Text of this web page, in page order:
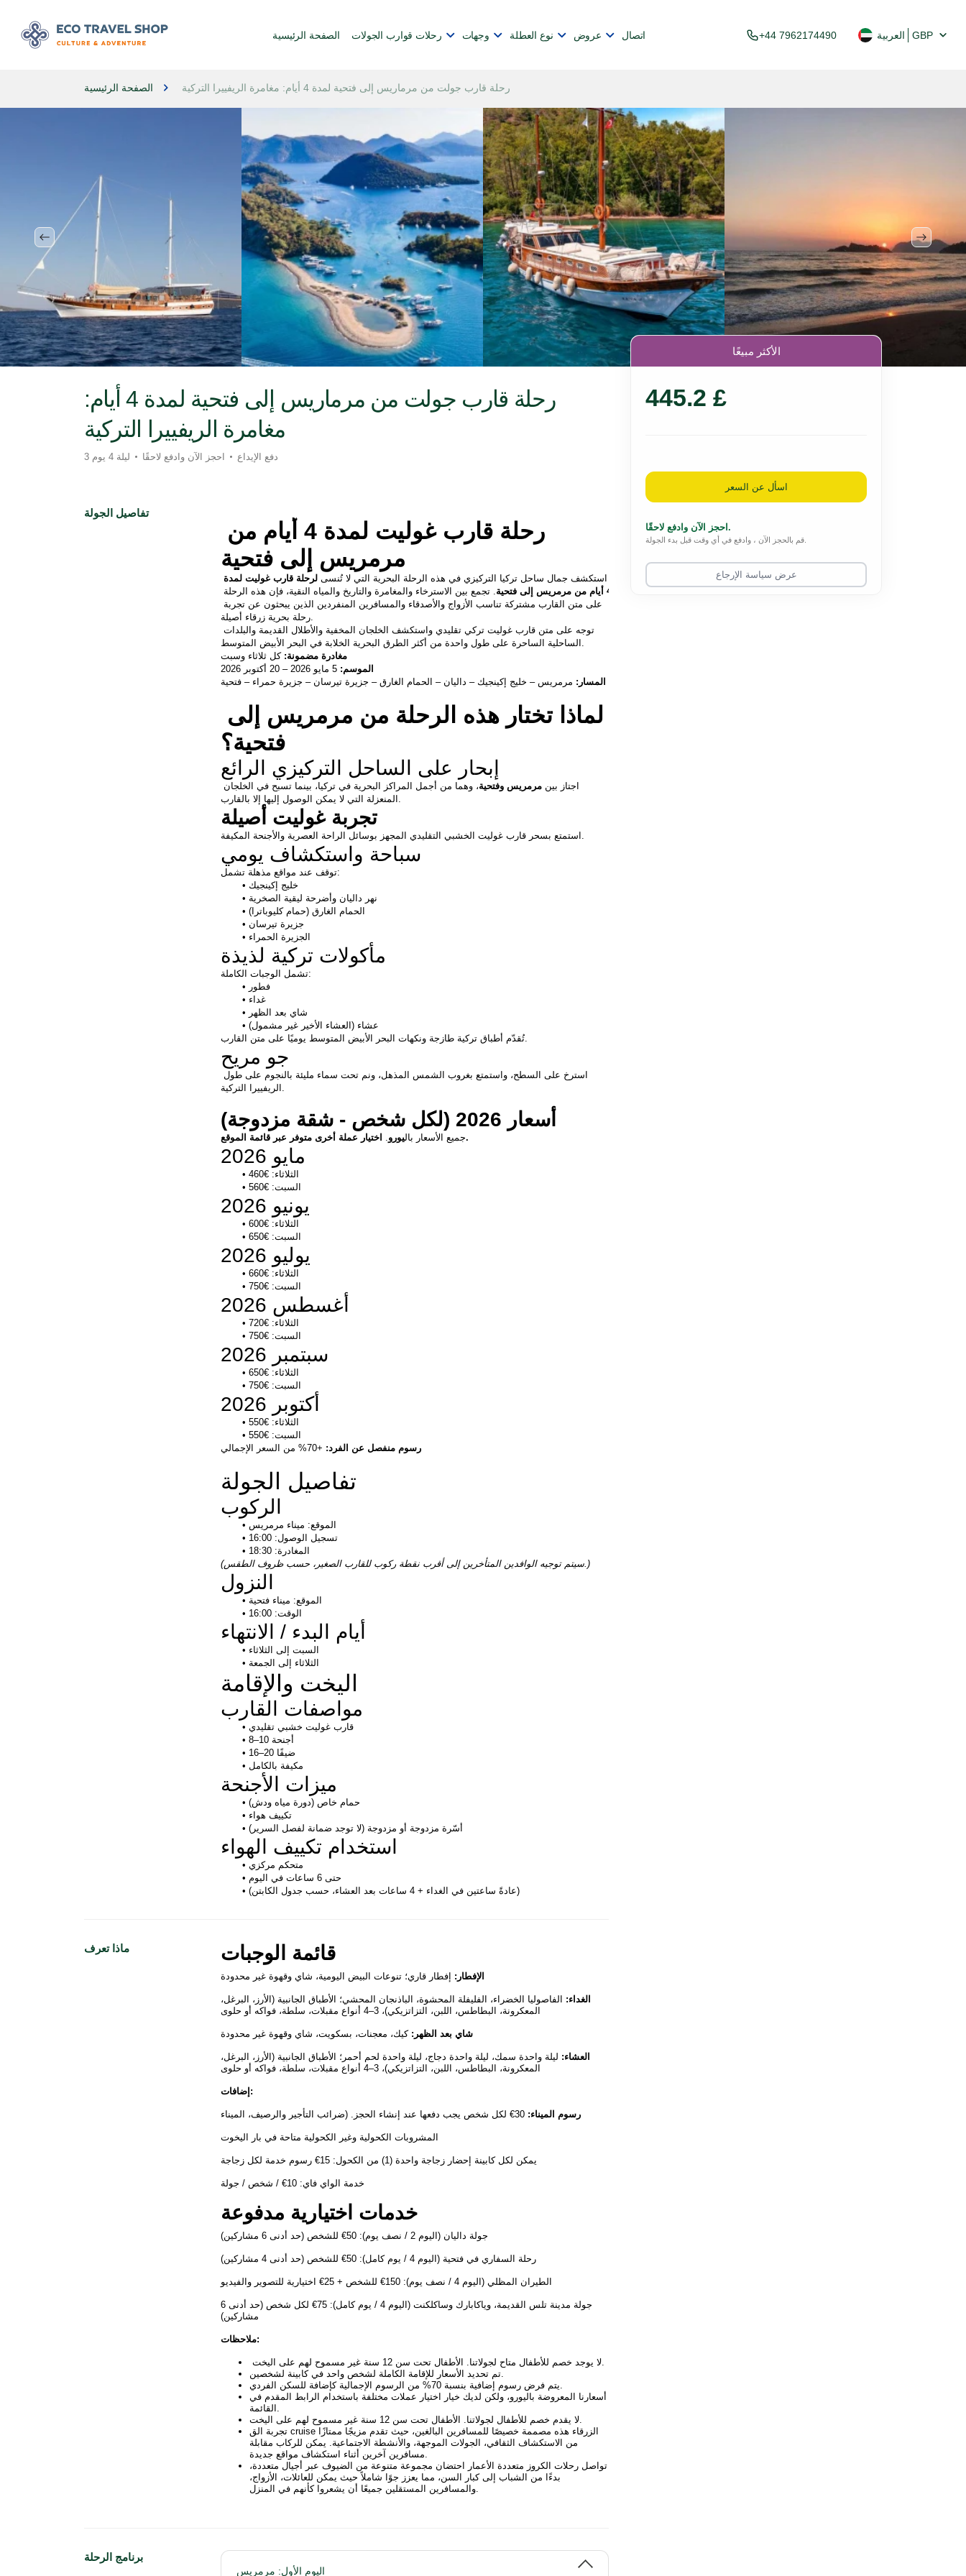
الصفحة الرئيسية رحلات قوارب الجولات وجهات نوع العطلة عروض اتصال +44 7962174490 العربية GBP
الصفحة الرئيسية رحلة قارب جولت من مرماريس إلى فتحية لمدة 4 أيام: مغامرة الريفييرا التركية
رحلة قارب جولت من مرماريس إلى فتحية لمدة 4 أيام:
مغامرة الريفييرا التركية
3 ليلة 4 يوم احجز الآن وادفع لاحقًا دفع الإيداع
تفاصيل الجولة
مرمريس إلى فتحية
استكشف جمال ساحل تركيا التركيزي في هذه الرحلة البحرية التي لا تُنسى
4 أيام من مرمريس إلى فتحية
رحلة بحرية زرقاء أصيلة.
الساحلية الساحرة على طول واحدة من أكثر الطرق البحرية الخلابة في البحر الأبيض المتوسط.
مغادرة مضمونة: كل ثلاثاء وسبت
الموسم:
المسار: مرمريس – خليج إكينجيك – داليان – الحمام الغارق – جزيرة تيرسان – جزيرة حمراء – فتحية
فتحية؟
إبحار على الساحل التركيزي الرائع
اجتاز بين مرمريس وفتحية
المنعزلة التي لا يمكن الوصول إليها إلا بالقارب.
تجربة غوليت أصيلة
استمتع بسحر قارب غوليت الخشبي التقليدي المجهز بوسائل الراحة العصرية والأجنحة المكيفة.
سباحة واستكشاف يومي
توقف عند مواقع مذهلة تشمل:
خليج إكينجيك
نهر داليان وأضرحة ليقية الصخرية
الحمام الغارق (حمام كليوباترا)
جزيرة تيرسان
الجزيرة الحمراء
مأكولات تركية لذيذة
تشمل الوجبات الكاملة:
فطور
غداء
شاي بعد الظهر
عشاء (العشاء الأخير غير مشمول)
تُقدّم أطباق تركية طازجة ونكهات البحر الأبيض المتوسط يوميًا على متن القارب.
جو مريح
الريفييرا التركية.
أسعار 2026 (لكل شخص - شقة مزدوجة)
جميع الأسعار باليورو. اختيار عملة أخرى متوفر عبر قائمة الموقع.
مايو 2026
الثلاثاء: €460
السبت: €560
يونيو 2026
الثلاثاء: €600
السبت: €650
يوليو 2026
الثلاثاء: €660
السبت: €750
أغسطس 2026
الثلاثاء: €720
السبت: €750
سبتمبر 2026
الثلاثاء: €650
السبت: €750
أكتوبر 2026
الثلاثاء: €550
السبت: €550
رسوم منفصل عن الفرد: +70% من السعر الإجمالي
تفاصيل الجولة
الركوب
الموقع: ميناء مرمريس
تسجيل الوصول: 16:00
المغادرة: 18:30
(سيتم توجيه الوافدين المتأخرين إلى أقرب نقطة ركوب للقارب الصغير، حسب ظروف الطقس.)
النزول
الموقع: ميناء فتحية
الوقت: 16:00
أيام البدء / الانتهاء
السبت إلى الثلاثاء
الثلاثاء إلى الجمعة
اليخت والإقامة
مواصفات القارب
قارب غوليت خشبي تقليدي
8–10 أجنحة
16–20 ضيفًا
مكيفة بالكامل
ميزات الأجنحة
حمام خاص (دورة مياه ودش)
تكييف هواء
أسّرة مزدوجة أو مزدوجة (لا توجد ضمانة لفصل السرير)
استخدام تكييف الهواء
متحكم مركزي
حتى 6 ساعات في اليوم
(عادةً ساعتين في الغداء + 4 ساعات بعد العشاء، حسب جدول الكابتن)
ماذا تعرف قائمة الوجبات
الإفطار: إفطار قاري؛ تنوعات البيض اليومية، شاي وقهوة غير محدودة
الغداء: الفاصوليا الخضراء، الفليفلة المحشوة، الباذنجان المحشي؛ الأطباق الجانبية (الأرز، البرغل،
المعكرونة، البطاطس، اللبن، التزاتزيكي)، 3–4 أنواع مقبلات، سلطة، فواكه أو حلوى
شاي بعد الظهر:كيك، معجنات، بسكويت، شاي وقهوة غير محدودة
العشاء: ليلة واحدة سمك، ليلة واحدة دجاج، ليلة واحدة لحم أحمر؛ الأطباق الجانبية (الأرز، البرغل،
المعكرونة، البطاطس، اللبن، التزاتزيكي)، 3–4 أنواع مقبلات، سلطة، فواكه أو حلوى
إضافات:
رسوم الميناء: 30€ لكل شخص يجب دفعها عند إنشاء الحجز. (ضرائب التأجير والرصيف، الميناء
المشروبات الكحولية وغير الكحولية متاحة في بار اليخوت
يمكن لكل كابينة إحضار زجاجة واحدة (1) من الكحول: 15€ رسوم خدمة لكل زجاجة
خدمة الواي فاي: 10€ / شخص / جولة
خدمات اختيارية مدفوعة
جولة داليان (اليوم 2 / نصف يوم): 50€ للشخص (حد أدنى 6 مشاركين)
رحلة السفاري في فتحية (اليوم 4 / يوم كامل): 50€ للشخص (حد أدنى 4 مشاركين)
الطيران المظلي (اليوم 4 / نصف يوم): 150€ للشخص + 25€ اختيارية للتصوير والفيديو
جولة مدينة تلس القديمة، وياكابارك وساكلكنت (اليوم 4 / يوم كامل): 75€ لكل شخص (حد أدنى 6
مشاركين)
ملاحظات:
لا يوجد خصم للأطفال متاح لجولاتنا. الأطفال تحت سن 12 سنة غير مسموح لهم على اليخت.
تم تحديد الأسعار للإقامة الكاملة لشخص واحد في كابينة لشخصين.
يتم فرض رسوم إضافية بنسبة 70% من الرسوم الإجمالية كإضافة للسكن الفردي.
أسعارنا المعروضة باليورو، ولكن لديك خيار اختيار عملات مختلفة باستخدام الرابط المقدم في
القائمة.
لا يقدم خصم للأطفال لجولاتنا. الأطفال تحت سن 12 سنة غير مسموح لهم على اليخت.
تجربة الق cruise الزرقاء هذه مصممة خصيصًا للمسافرين البالغين، حيث تقدم مزيجًا ممتازًا
من الاستكشاف الثقافي، الجولات الموجهة، والأنشطة الاجتماعية. يمكن للركاب مقابلة
مسافرين آخرين أثناء استكشاف مواقع جديدة.
تواصل رحلات الكروز متعددة الأعمار احتضان مجموعة متنوعة من الضيوف عبر أجيال متعددة،
بدءًا من الشباب إلى كبار السن، مما يعزز جوًا شاملاً حيث يمكن للعائلات، الأزواج،
والمسافرين المستقلين جميعًا أن يشعروا كأنهم في المنزل.
برنامج الرحلة
اليوم الأول: مرمريس
الأكثر مبيعًا
445.2 £
اسأل عن السعر
احجز الآن وادفع لاحقًا.
قم بالحجز الآن ، وادفع في أي وقت قبل بدء الجولة.
عرض سياسة الإرجاع